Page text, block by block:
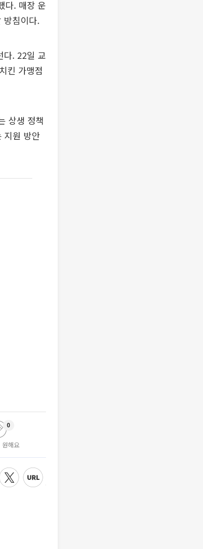
다. 매장 운
방침이다.
다. 22일 교
킨 가맹점
상생 정책
지원 방안
해요
0